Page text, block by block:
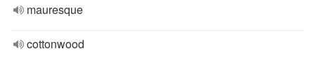
mauresque
cottonwood